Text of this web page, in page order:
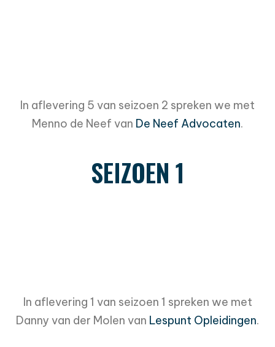
In aflevering 5 van seizoen 2 spreken we met
Menno de Neef van De Neef Advocaten.
SEIZOEN 1
In aflevering 1 van seizoen 1 spreken we met
Danny van der Molen van Lespunt Opleidingen.